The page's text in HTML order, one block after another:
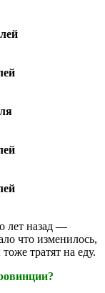
лет назад —
что изменилось,
тратят на еду.